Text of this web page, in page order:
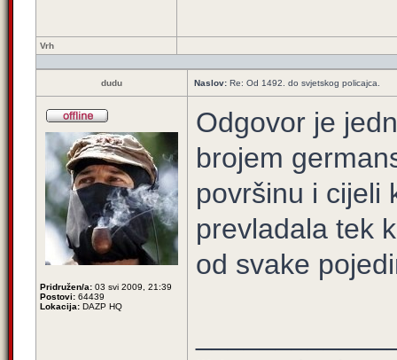
Vrh
dudu Naslov: Re: Od 1492. do svjetskog policajca.
Pridružen/a: 03 svi 2009, 21:39
Postovi: 64439
Lokacija: DAZP HQ
Odgovor je
brojem
površinu i cijeli
prevladala tek
od svake